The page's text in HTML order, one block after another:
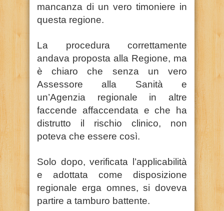
mancanza di un vero timoniere in
questa regione.
La procedura correttamente
andava proposta alla Regione, ma
è chiaro che senza un vero
Assessore alla Sanità e
un’Agenzia regionale in altre
faccende affaccendata e che ha
distrutto il rischio clinico, non
poteva che essere così.
Solo dopo, verificata l’applicabilità
e adottata come disposizione
regionale erga omnes, si doveva
partire a tamburo battente.